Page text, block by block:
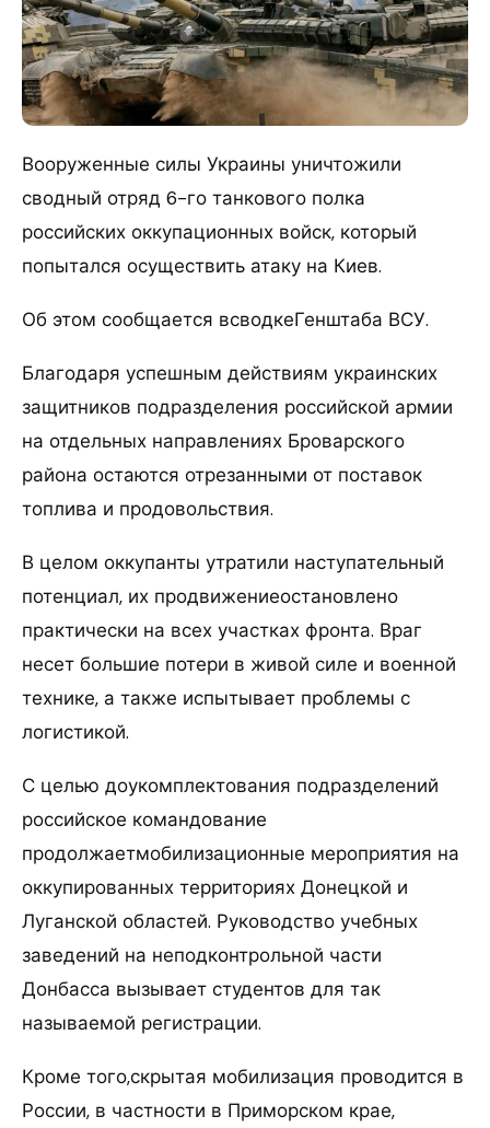
Вооруженные силы Украины уничтожили
сводный отряд 6-го танкового полка
российских оккупационных войск, который
попытался осуществить атаку на Киев.
Об этом сообщается всводкеГенштаба ВСУ.
Благодаря успешным действиям украинских
защитников подразделения российской армии
на отдельных направлениях Броварского
района остаются отрезанными от поставок
топлива и продовольствия.
В целом оккупанты утратили наступательный
потенциал, их продвижениеостановлено
практически на всех участках фронта. Враг
несет большие потери в живой силе и военной
технике, а также испытывает проблемы с
логистикой.
С целью доукомплектования подразделений
российское командование
продолжаетмобилизационные мероприятия на
оккупированных территориях Донецкой и
Луганской областей. Руководство учебных
заведений на неподконтрольной части
Донбасса вызывает студентов для так
называемой регистрации.
Кроме того,скрытая мобилизация проводится в
России, в частности в Приморском крае,